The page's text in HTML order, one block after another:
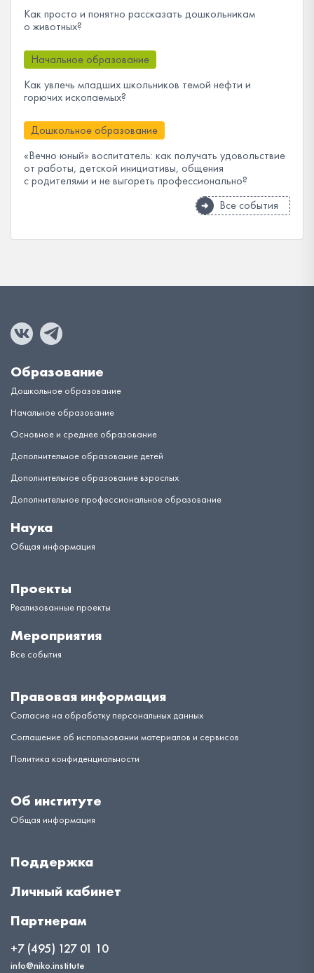
Как просто и понятно рассказать дошкольникам
о животных?
Начальное образование
Как увлечь младших школьников темой нефти и
горючих ископаемых?
Дошкольное образование
«Вечно юный» воспитатель: как получать удовольствие
от работы, детской инициативы, общения
с родителями и не выгореть профессионально?
Все события
Образование
Дошкольное образование
Начальное образование
Основное и среднее образование
Дополнительное образование детей
Дополнительное образование взрослых
Дополнительное профессиональное образование
Наука
Общая информация
Проекты
Реализованные проекты
Мероприятия
Все события
Правовая информация
Согласие на обработку персональных данных
Соглашение об использовании материалов и сервисов
Политика конфиденциальности
Об институте
Общая информация
Поддержка
Личный кабинет
Партнерам
+7 (495) 127 01 10
info@niko.institute